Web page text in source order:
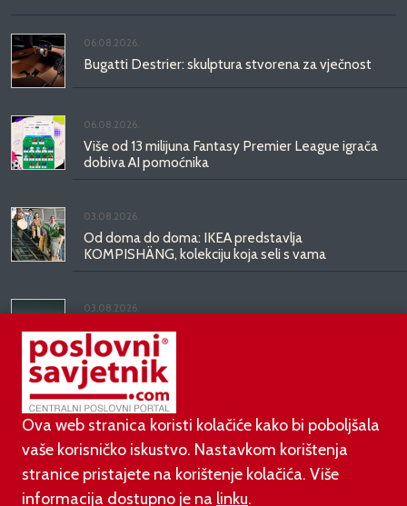
06.08.2026.
Bugatti Destrier: skulptura stvorena za vječnost
06.08.2026.
Više od 13 milijuna Fantasy Premier League igrača
dobiva AI pomoćnika
03.08.2026.
Od doma do doma: IKEA predstavlja
KOMPISHÄNG, kolekciju koja seli s vama
03.08.2026.
Kineski BYD predstavio luksuznu limuzinu veću od
Mercedesove S-klase, obećava domet do 1.000
kilometara
Ova web stranica koristi kolačiće kako bi poboljšala
vaše korisničko iskustvo. Nastavkom korištenja
stranice pristajete na korištenje kolačića. Više
informacija dostupno je na linku.